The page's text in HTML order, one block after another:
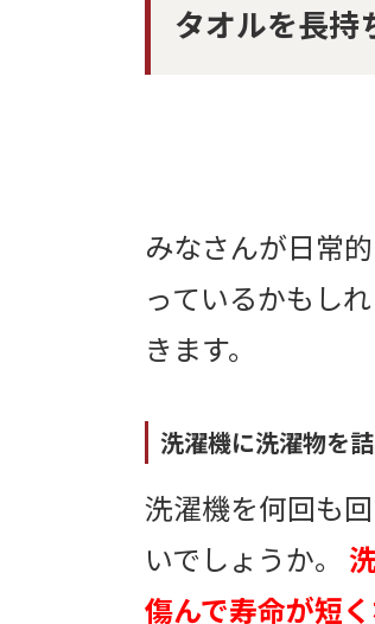
タオルを長持
みなさんが日常
っているかもし
きます。
洗濯機に洗濯物を
洗濯機を何回も
いでしょうか。
傷んで寿命が短く